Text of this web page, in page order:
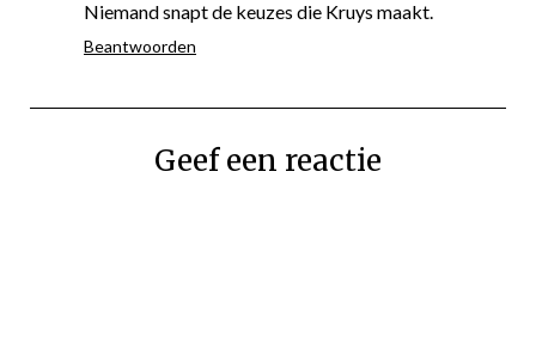
Niemand snapt de keuzes die Kruys maakt.
Beantwoorden
Geef een reactie